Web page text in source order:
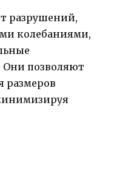
разрушений,
колебаниями,
позволяют
размеров